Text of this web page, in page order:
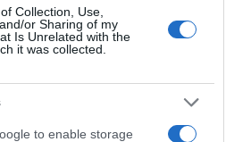
Collection, Use,
or Sharing of my
Is Unrelated with the
it was collected.
to enable storage